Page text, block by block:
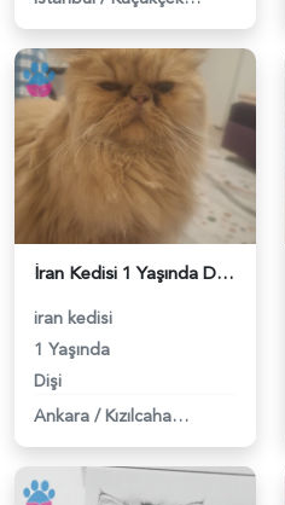
İran Kedisi 1 Yaşında Dişi Kızgınlıkta - 118983305
iran kedisi
1 Yaşında
Dişi
Ankara / Kızılcahamam